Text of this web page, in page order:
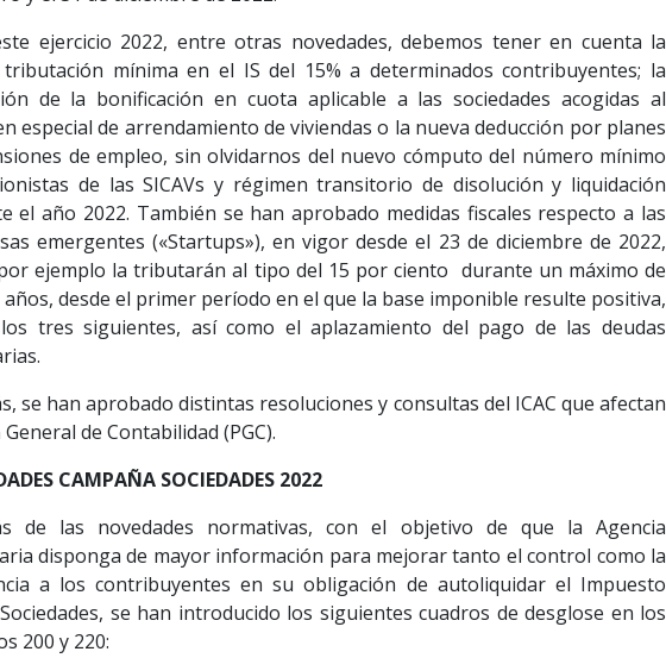
ejercicio 2022, entre otras novedades, debemos tener en cuenta la
tributación mínima en el IS del 15% a determinados contribuyentes; la
de la bonificación en cuota aplicable a las sociedades acogidas al
especial de arrendamiento de viviendas o la nueva deducción por planes
de empleo, sin olvidarnos del nuevo cómputo del número mínimo
de las SICAVs y régimen transitorio de disolución y liquidación
el año 2022. También se han aprobado medidas fiscales respecto a las
emergentes («Startups»), en vigor desde el 23 de diciembre de 2022,
ejemplo la tributarán al tipo del 15 por ciento durante un máximo de
desde el primer período en el que la base imponible resulte positiva,
tres siguientes, así como el aplazamiento del pago de las deudas
se han aprobado distintas resoluciones y consultas del ICAC que afectan
de Contabilidad (PGC).
CAMPAÑA SOCIEDADES 2022
de las novedades normativas, con el objetivo de que la Agencia
disponga de mayor información para mejorar tanto el control como la
a los contribuyentes en su obligación de autoliquidar el Impuesto
se han introducido los siguientes cuadros de desglose en los
200 y 220: